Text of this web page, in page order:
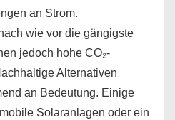
an Strom.
wie vor die gängigste
jedoch hohe CO₂-
Alternativen
an Bedeutung. Einige
Solaranlagen oder ein